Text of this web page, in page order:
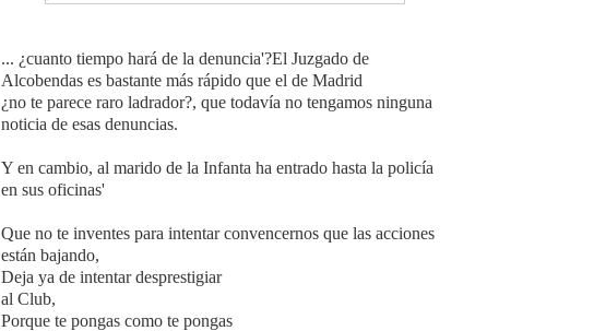
... ¿cuanto tiempo hará de la denuncia'?El Juzgado de
Alcobendas es bastante más rápido que el de Madrid
¿no te parece raro ladrador?, que todavía no tengamos ninguna
noticia de esas denuncias.
Y en cambio, al marido de la Infanta ha entrado hasta la policía
en sus oficinas'
Que no te inventes para intentar convencernos que las acciones
están bajando,
Deja ya de intentar desprestigiar
al Club,
Porque te pongas como te pongas